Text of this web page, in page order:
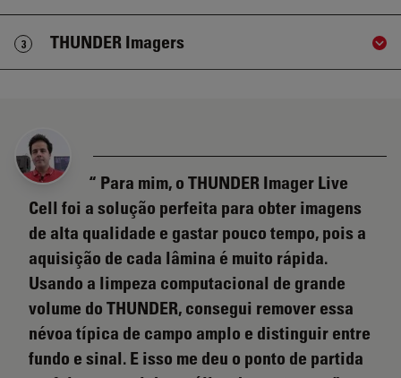
3 THUNDER Imagers
Para mim, o THUNDER Imager Live
Cell foi a solução perfeita para obter imagens
de alta qualidade e gastar pouco tempo, pois a
aquisição de cada lâmina é muito rápida.
Usando a limpeza computacional de grande
volume do THUNDER, consegui remover essa
névoa típica de campo amplo e distinguir entre
fundo e sinal. E isso me deu o ponto de partida